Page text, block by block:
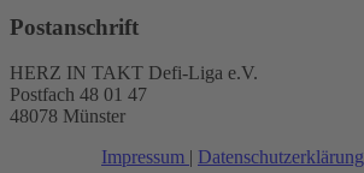
Postanschrift
HERZ IN TAKT Defi-Liga e.V.
Postfach 48 01 47
48078 Münster
Impressum | Datenschutzerklärung